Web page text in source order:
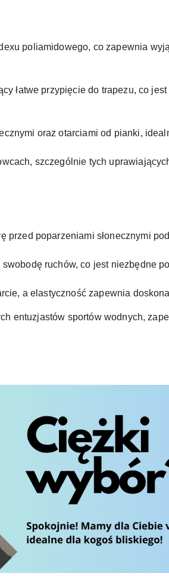
poliamidowego, co zapewnia
łatwe przypięcie do trapezu, co
oraz otarciami od pianki,
szczególnie tych
przed poparzeniami słonecznymi
swobodę ruchów, co jest niezbędne
a elastyczność zapewnia
entuzjastów sportów wodnych,